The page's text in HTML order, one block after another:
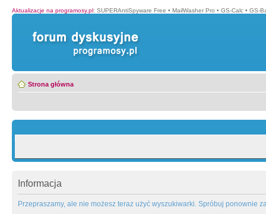
Aktualizacje na programosy.pl: SUPERAntiSpyware Free • MailWasher Pro • GS-Calc • GS-
Strona główna
Informacja
Przepraszamy, ale nie możesz teraz użyć wyszukiwarki. Spróbuj ponownie